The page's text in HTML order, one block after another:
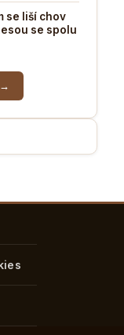
se liší chov
se spolu